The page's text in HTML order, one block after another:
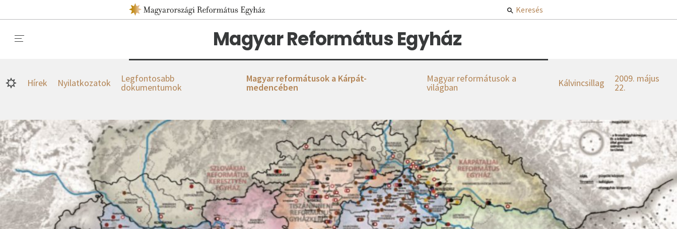
Keresés
Magyar Református Egyház
Hírek Nyilatkozatok Legfontosabb
dokumentumok
Magyar reformátusok a Kárpát-
medencében
Magyar reformátusok a
világban Kálvincsillag 2009. május
22.